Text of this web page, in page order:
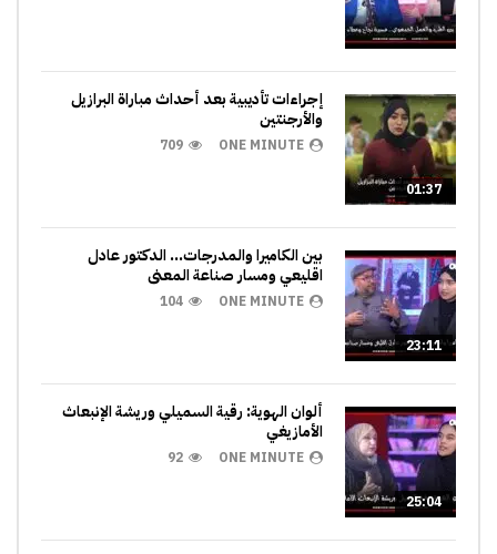
01:37
إجراءات تأديبية بعد أحداث مباراة البرازيل
والأرجنتين
ONE MINUTE
709
23:11
بين الكاميرا والمدرجات… الدكتور عادل
اقليعي ومسار صناعة المعنى
ONE MINUTE
104
25:04
ألوان الهوية: رقية السميلي وريشة الإنبعاث
الأمازيغي
ONE MINUTE
92